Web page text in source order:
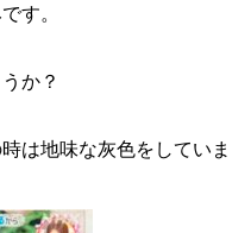
す。
か？
は地味な灰色をしていま